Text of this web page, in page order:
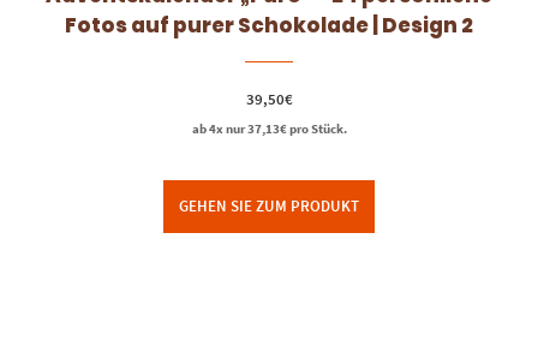
Fotos auf purer Schokolade | Design 2
39,50€
ab 4x nur37,13€pro Stück.
GEHEN SIE ZUM PRODUKT